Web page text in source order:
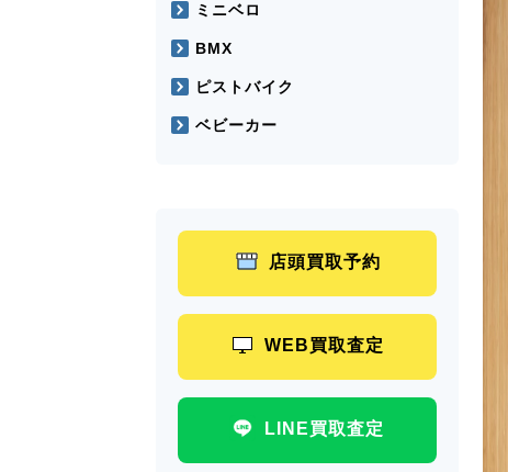
ミニベロ
BMX
ピストバイク
ベビーカー
店頭買取予約
WEB買取査定
LINE買取査定